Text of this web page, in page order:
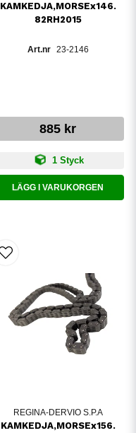
KAMKEDJA,MORSEx146.
82RH2015
23-2146
885 kr
1 Styck
LÄGG I VARUKORGEN
REGINA-DERVIO S.P.A
KAMKEDJA,MORSEx156.